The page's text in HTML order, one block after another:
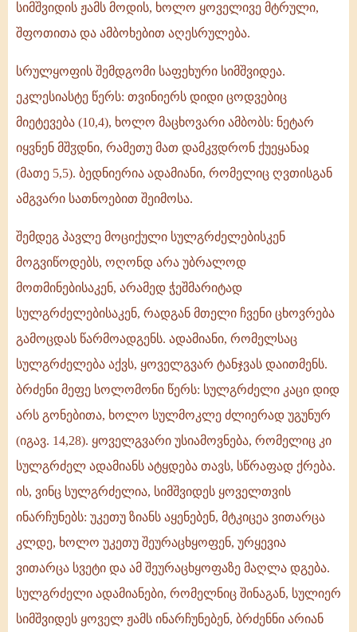
სიმშვიდის ჟამს მოდის, ხოლო ყოველივე მტრული,
შფოთითა და ამბოხებით აღესრულება.
სრულყოფის შემდგომი საფეხური სიმშვიდეა.
ეკლესიასტე წერს: თვინიერს დიდი ცოდვებიც
მიეტევება (10,4), ხოლო მაცხოვარი ამბობს: ნეტარ
იყვნენ მშჳდნი, რამეთუ მათ დამკჳდრონ ქუეყანაჲ
(მათე 5,5). ბედნიერია ადამიანი, რომელიც ღვთისგან
ამგვარი სათნოებით შეიმოსა.
შემდეგ პავლე მოციქული სულგრძელებისკენ
მოგვიწოდებს, ოღონდ არა უბრალოდ
მოთმინებისაკენ, არამედ ჭეშმარიტად
სულგრძელებისაკენ, რადგან მთელი ჩვენი ცხოვრება
გამოცდას წარმოადგენს. ადამიანი, რომელსაც
სულგრძელება აქვს, ყოველგვარ ტანჯვას დაითმენს.
ბრძენი მეფე სოლომონი წერს: სულგრძელი კაცი დიდ
არს გონებითა, ხოლო სულმოკლე ძლიერად უგუნურ
(იგავ. 14,28). ყოველგვარი უსიამოვნება, რომელიც კი
სულგრძელ ადამიანს ატყდება თავს, სწრაფად ქრება.
ის, ვინც სულგრძელია, სიმშვიდეს ყოველთვის
ინარჩუნებს: უკეთუ ზიანს აყენებენ, მტკიცეა ვითარცა
კლდე, ხოლო უკეთუ შეურაცხყოფენ, ურყევია
ვითარცა სვეტი და ამ შეურაცხყოფაზე მაღლა დგება.
სულგრძელი ადამიანები, რომელნიც შინაგან, სულიერ
სიმშვიდეს ყოველ ჟამს ინარჩუნებენ, ბრძენნი არიან